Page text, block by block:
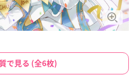
で見る (全6枚)